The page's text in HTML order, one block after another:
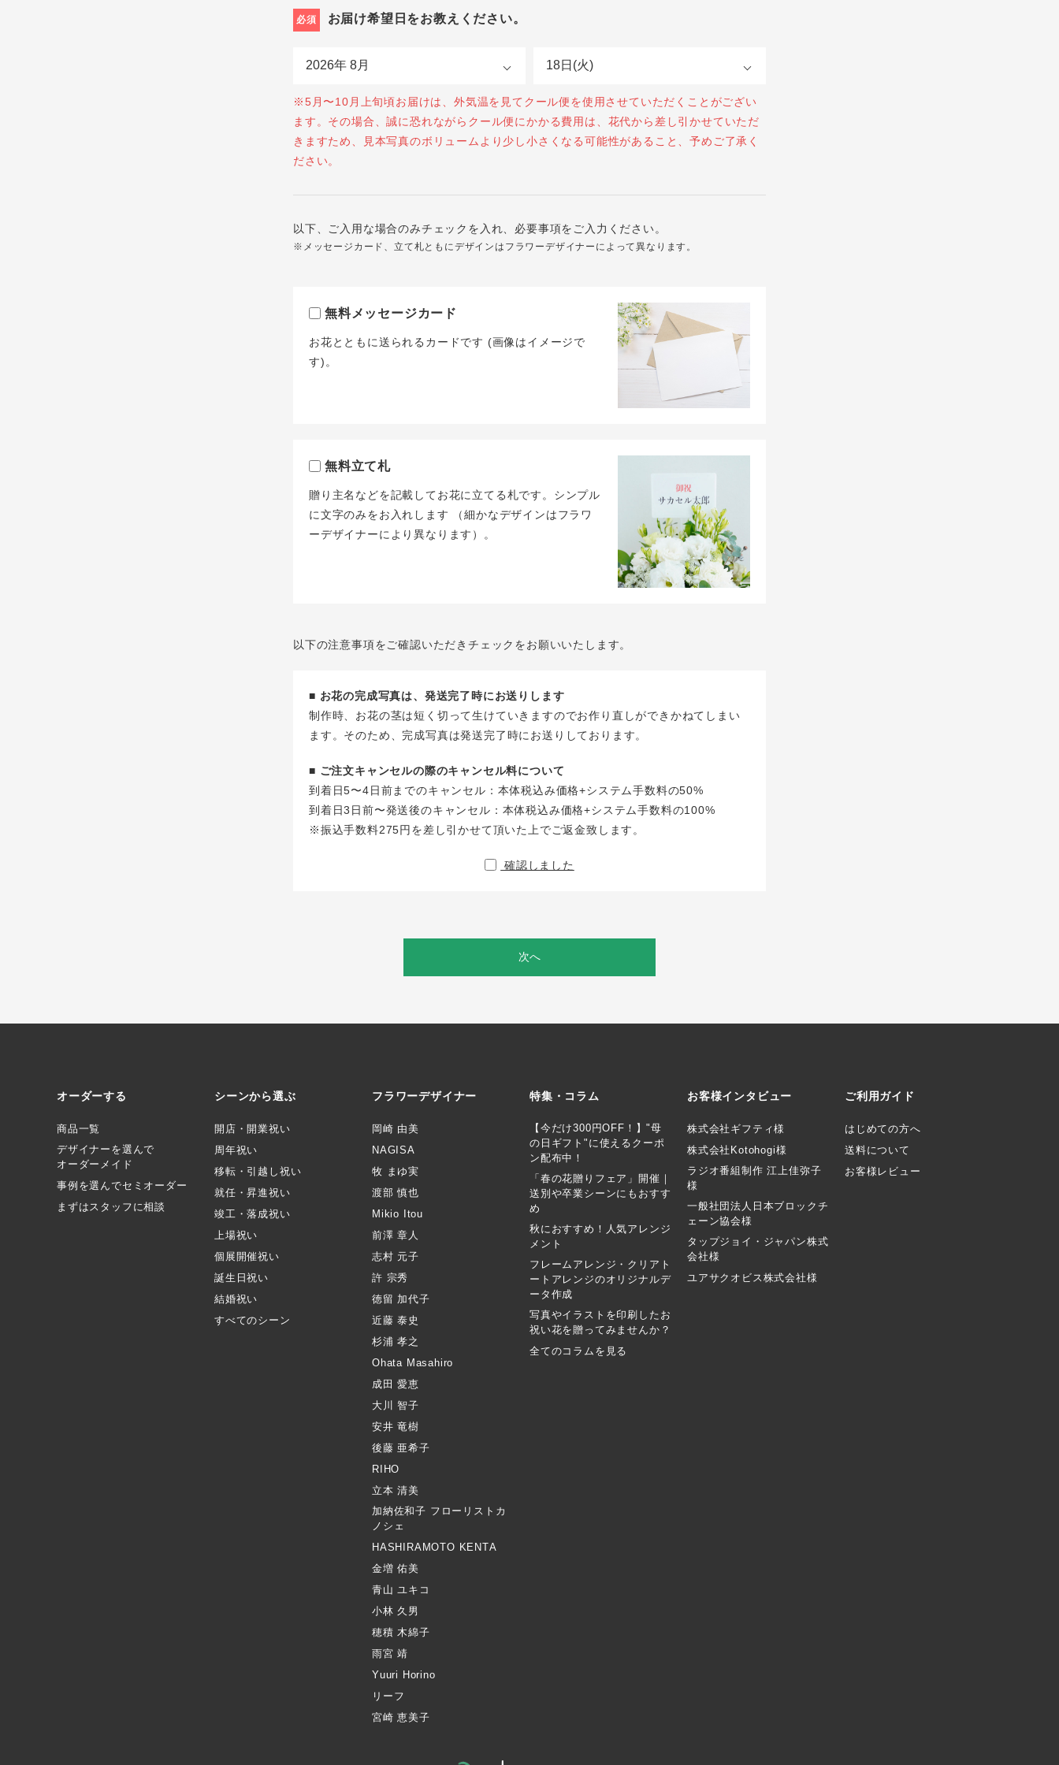
必須 お届け希望日をお教えください。
※5月〜10月上旬頃お届けは、外気温を見てクール便を使用させていただくことがござい
ます。その場合、誠に恐れながらクール便にかかる費用は、花代から差し引かせていただ
きますため、見本写真のボリュームより少し小さくなる可能性があること、予めご了承く
ださい。
以下、ご入用な場合のみチェックを入れ、必要事項をご入力ください。
※メッセージカード、立て札ともにデザインはフラワーデザイナーによって異なります。
無料メッセージカード
お花とともに送られるカードです (画像はイメージで
す)。
無料立て札
贈り主名などを記載してお花に立てる札です。シンプル
に文字のみをお入れします （細かなデザインはフラワ
ーデザイナーにより異なります）。
以下の注意事項をご確認いただきチェックをお願いいたします。
■ お花の完成写真は、発送完了時にお送りします
制作時、お花の茎は短く切って生けていきますのでお作り直しができかねてしまい
ます。そのため、完成写真は発送完了時にお送りしております。
■ ご注文キャンセルの際のキャンセル料について
到着日5〜4日前までのキャンセル：本体税込み価格+システム手数料の50%
到着日3日前〜発送後のキャンセル：本体税込み価格+システム手数料の100%
※振込手数料275円を差し引かせて頂いた上でご返金致します。
確認しました
次へ
オーダーする
商品一覧
デザイナーを選んで
オーダーメイド
事例を選んでセミオーダー
まずはスタッフに相談
シーンから選ぶ
開店・開業祝い
周年祝い
移転・引越し祝い
就任・昇進祝い
竣工・落成祝い
上場祝い
個展開催祝い
誕生日祝い
結婚祝い
すべてのシーン
フラワーデザイナー
岡崎 由美
NAGISA
牧 まゆ実
渡部 慎也
Mikio Itou
前澤 章人
志村 元子
許 宗秀
徳留 加代子
近藤 泰史
杉浦 孝之
Ohata Masahiro
成田 愛恵
大川 智子
安井 竜樹
後藤 亜希子
RIHO
立本 清美
加納佐和子 フローリストカ
ノシェ
HASHIRAMOTO KENTA
金増 佑美
青山 ユキコ
小林 久男
穂積 木綿子
雨宮 靖
Yuuri Horino
リーフ
宮崎 恵美子
特集・コラム
【今だけ300円OFF！】"母
の日ギフト"に使えるクーポ
ン配布中！
「春の花贈りフェア」開催｜
送別や卒業シーンにもおすす
め
秋におすすめ！人気アレンジ
メント
フレームアレンジ・クリアト
ートアレンジのオリジナルデ
ータ作成
写真やイラストを印刷したお
祝い花を贈ってみませんか？
全てのコラムを見る
お客様インタビュー
株式会社ギフティ様
株式会社Kotohogi様
ラジオ番組制作 江上佳弥子
様
一般社団法人日本ブロックチ
ェーン協会様
タップジョイ・ジャパン株式
会社様
ユアサクオビス株式会社様
ご利用ガイド
はじめての方へ
送料について
お客様レビュー